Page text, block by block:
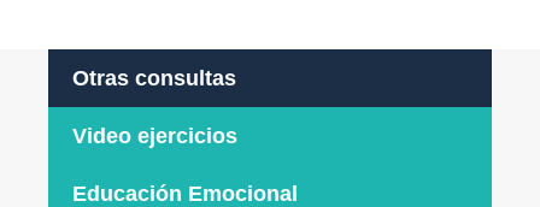
Otras consultas
Video ejercicios
Educación Emocional